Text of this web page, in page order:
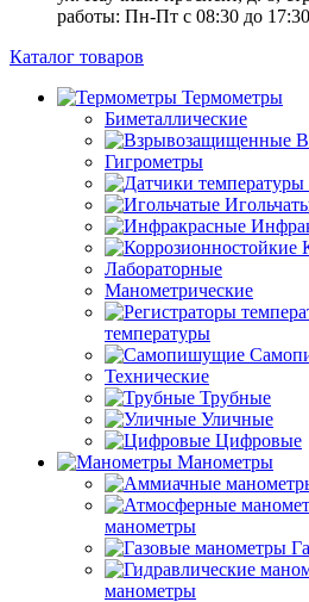
работы: Пн‑Пт с 08:30 до
Каталог товаров
Термометры
Биметаллические
Гигрометры
Лабораторные
Манометрические
температуры
Технические
Трубные
Уличные
Цифровые
Манометры
манометры
манометры